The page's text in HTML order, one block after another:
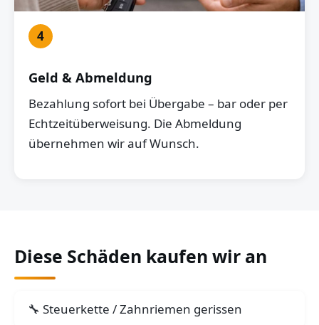
4
Geld & Abmeldung
Bezahlung sofort bei Übergabe – bar oder per
Echtzeitüberweisung. Die Abmeldung
übernehmen wir auf Wunsch.
Diese Schäden kaufen wir an
Steuerkette / Zahnriemen gerissen